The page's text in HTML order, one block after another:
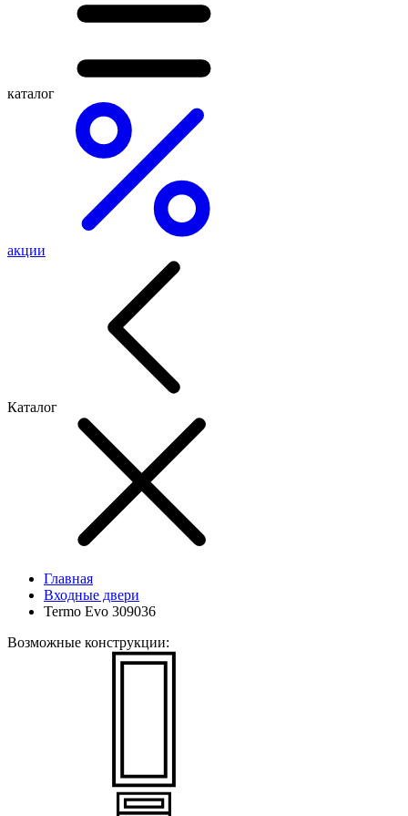
каталог
акции
Каталог
Главная
Входные двери
Termo Evo 309036
Возможные конструкции: